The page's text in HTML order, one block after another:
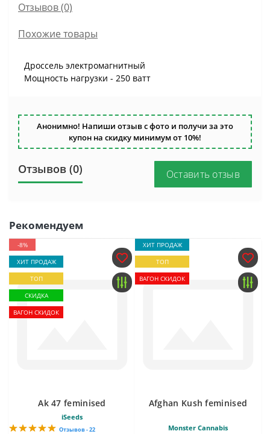
Отзывов (0)
Похожие товары
Дроссель электромагнитный
Мощность нагрузки - 250 ватт
Анонимно! Напиши отзыв с фото и получи за это
купон на скидку минимум от 10%!
Отзывов (0) Оставить отзыв
Рекомендуем
-8%
ХИТ ПРОДАЖ
ТОП
СКИДКА
ВАГОН СКИДОК
Ak 47 feminised
iSeeds
Отзывов - 22
ХИТ ПРОДАЖ
ТОП
ВАГОН СКИДОК
Afghan Kush feminised
Monster Cannabis